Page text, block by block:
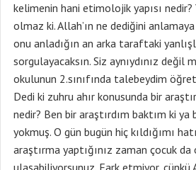
kelimenin hani etimolojik yapısı nedir?
olmaz ki. Allah’ın ne dediğini
onu anladığın an arka taraftaki
sorgulayacaksın. Siz aynıydınız değil
okulunun 2.sınıfında talebeydim
Dedi ki zuhru ahır konusunda bir
nedir? Ben bir araştırdım baktım ki ya
yokmuş. O gün bugün hiç kıldığımı
araştırma yaptığınız zaman çocuk da
ulaşabiliyorsunuz. Fark etmiyor, çünkü